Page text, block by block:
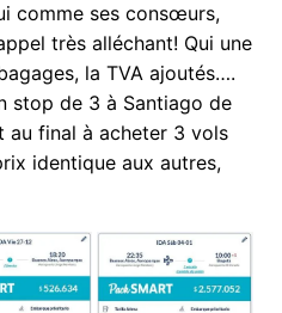
comme ses consœurs,
très alléchant! Qui une
la TVA ajoutés….
stop de 3 à Santiago de
au final à acheter 3 vols
identique aux autres,